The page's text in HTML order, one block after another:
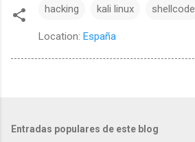
hacking kali linux shellcode
Location: España
Entradas populares de este blog